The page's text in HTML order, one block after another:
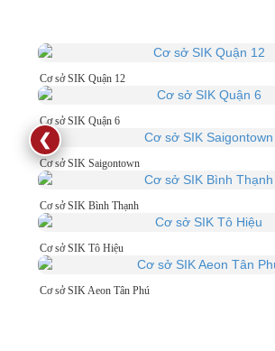
❮
Cơ sở SIK Quận 12
Cơ sở SIK Quận 6
Cơ sở SIK Saigontown
Cơ sở SIK Bình Thạnh
Cơ sở SIK Tô Hiệu
Cơ sở SIK Aeon Tân Phú